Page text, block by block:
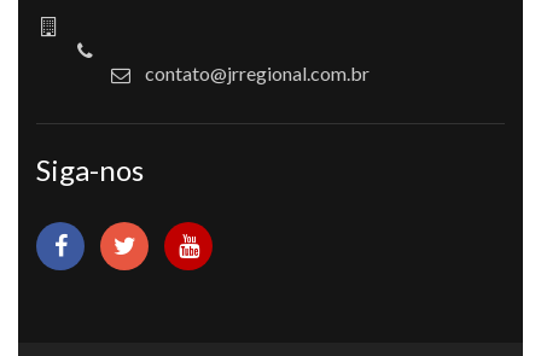
contato@jrregional.com.br
Siga-nos